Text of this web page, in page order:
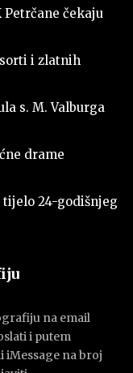
Petrčane čekaju
sorti i zlatnih
s. M. Valburga
drame
tijelo 24-godišnjeg
na email
i putem
iMessage na broj